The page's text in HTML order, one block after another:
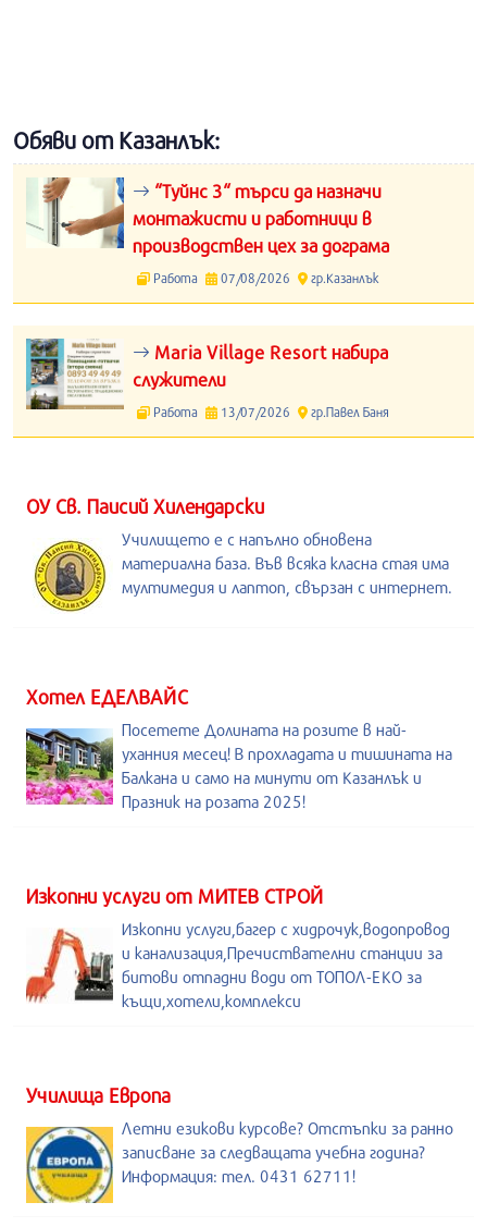
Обяви от Казанлък:
“Туйнс 3“ търси да назначи
монтажисти и работници в
производствен цех за дограма
Работа 07/08/2026 гр.Казанлък
Maria Village Resort набира
служители
Работа 13/07/2026 гр.Павел Баня
ОУ Св. Паисий Хилендарски
Училището е с напълно обновена
материална база. Във всяка класна стая има
мултимедия и лаптоп, свързан с интернет.
Хотел ЕДЕЛВАЙС
Посетете Долината на розите в най-
уханния месец! В прохладата и тишината на
Балкана и само на минути от Казанлък и
Празник на розата 2025!
Изкопни услуги от МИТЕВ СТРОЙ
Изкопни услуги,багер с хидрочук,водопровод
и канализация,Пречиствателни станции за
битови отпадни води от ТОПОЛ-ЕКО за
къщи,хотели,комплекси
Училища Европа
Летни езикови курсове? Отстъпки за ранно
записване за следващата учебна година?
Информация: тел. 0431 62711!